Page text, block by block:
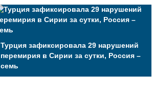
Турция зафиксировала 29 нарушений
перемирия в Сирии за сутки, Россия –
семь